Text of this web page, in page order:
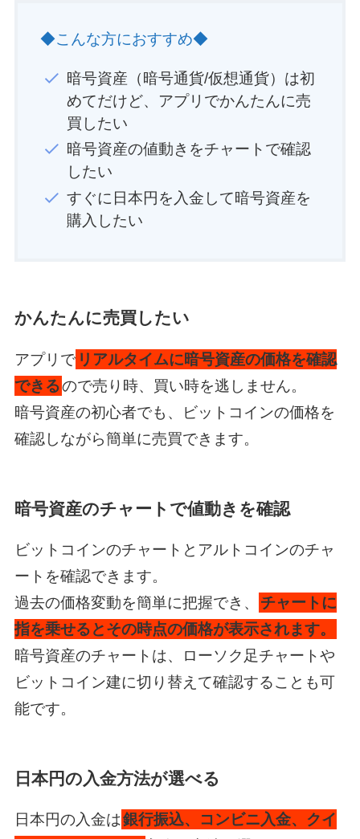
◆こんな方におすすめ◆
暗号資産（暗号通貨/仮想通貨）は初
めてだけど、アプリでかんたんに売
買したい
暗号資産の値動きをチャートで確認
したい
すぐに日本円を入金して暗号資産を
購入したい
かんたんに売買したい
アプリで リアルタイムに暗号資産の価格を確認
できるので売り時、買い時を逃しません。
暗号資産の初心者でも、ビットコインの価格を
確認しながら簡単に売買できます。
暗号資産のチャートで値動きを確認
ビットコインのチャートとアルトコインのチャ
ートを確認できます。
過去の価格変動を簡単に把握でき、
チャートに
指を乗せるとその時点の価格が表示されます。
暗号資産のチャートは、ローソク足チャートや
ビットコイン建に切り替えて確認することも可
能です。
日本円の入金方法が選べる
日本円の入金は銀行振込、コンビニ入金、クイ